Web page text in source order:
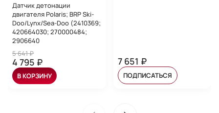
Датчик детонации
двигателя Polaris; BRP Ski-
Doo/Lynx/Sea-Doo (2410369;
420664030; 270000484;
2906640
5 641 ₽
4 795 ₽
В КОРЗИНУ
7 651 ₽
ПОДПИСАТЬСЯ